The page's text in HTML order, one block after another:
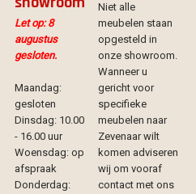
Let op: 8
augustus
gesloten.
Maandag:
gesloten
Dinsdag: 10.00
- 16.00 uur
Woensdag: op
afspraak
Donderdag:
Niet alle
meubelen staan
opgesteld in
onze showroom.
Wanneer u
gericht voor
specifieke
meubelen naar
Zevenaar wilt
komen adviseren
wij om vooraf
contact met ons